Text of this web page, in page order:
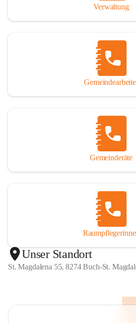
Verwaltung
Gemeinderäte
Unser Standort
St. Magdalena 55, 8274 Buch-St.